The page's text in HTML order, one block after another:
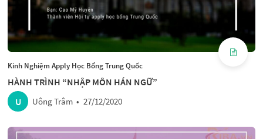
Kinh Nghiệm Apply Học Bổng Trung Quốc
HÀNH TRÌNH “NHẬP MÔN HÁN NGỮ”
U
Uông Trâm • 27/12/2020